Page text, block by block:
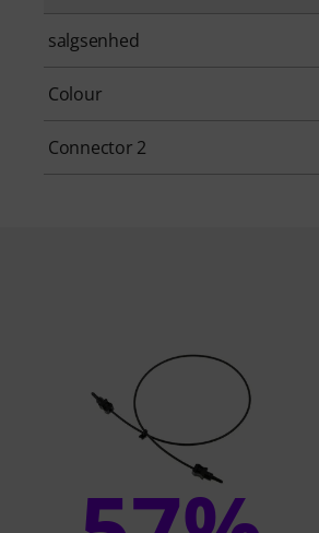
salgsenhed
Colour
Connector 2